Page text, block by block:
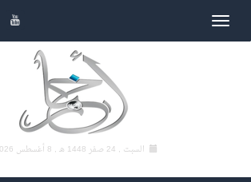
السبت , 24 صفر 1448 هـ , 8 أغسطس 2026 م